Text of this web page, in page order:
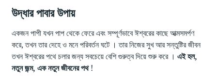
উদ্ধার পাবার উপায়
একজন পাপী যখন পাপ থেকে ফেরে এবং সম্পূর্ণভাবে ঈশ্বরের কাছে আত্মসমর্পণ
করে, তখন তার দেহে ও মনে পরিবর্তন ঘটে । তার নিজের সুখ আর সন্তুষ্টির জীবন
তখন ঈশ্বরের পথে চলার জন্য সবচেয়ে বেশি গুরুত্ব দিয়ে শুরু করে । এই হল,
নতুন জন্ম, এক নতুন জীবনের পথ!